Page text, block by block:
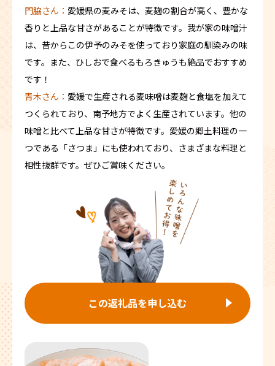
門脇さん： 愛媛県の麦みそは、麦麹の割合が高く、豊かな
香りと上品な甘さがあることが特徴です。我が家の味噌汁
は、昔からこの伊予のみそを使っており家庭の馴染みの味
です。また、ひしおで食べるもろきゅうも絶品でおすすめ
です！
青木さん： 愛媛で生産される麦味噌は麦麹と食塩を加えて
つくられており、南予地方でよく生産されています。他の
味噌と比べて上品な甘さが特徴です。愛媛の郷土料理の一
つである「さつま」にも使われており、さまざまな料理と
相性抜群です。ぜひご賞味ください。
この返礼品を申し込む